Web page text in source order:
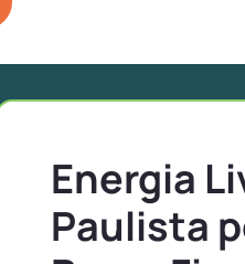
Energia
Paulista